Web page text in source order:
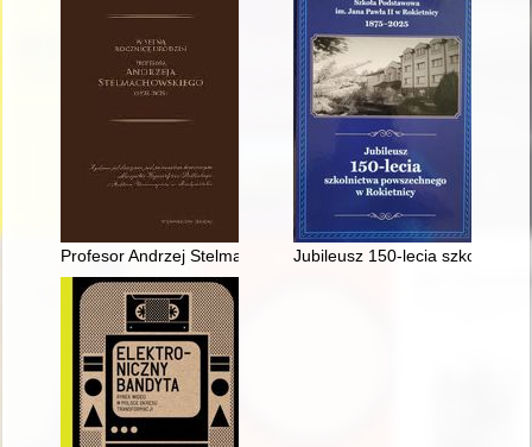
Profesor Andrzej Stelmachowski : (biografia naukowa,
Jubileusz 150-lecia